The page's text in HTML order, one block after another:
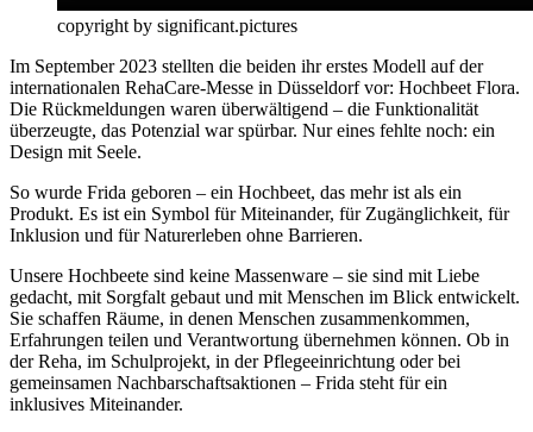
copyright by significant.pictures
Im September 2023 stellten die beiden ihr erstes Modell auf der
internationalen RehaCare-Messe in Düsseldorf vor: Hochbeet Flora.
Die Rückmeldungen waren überwältigend – die Funktionalität
überzeugte, das Potenzial war spürbar. Nur eines fehlte noch: ein
Design mit Seele.
So wurde Frida geboren – ein Hochbeet, das mehr ist als ein
Produkt. Es ist ein Symbol für Miteinander, für Zugänglichkeit, für
Inklusion und für Naturerleben ohne Barrieren.
Unsere Hochbeete sind keine Massenware – sie sind mit Liebe
gedacht, mit Sorgfalt gebaut und mit Menschen im Blick entwickelt.
Sie schaffen Räume, in denen Menschen zusammenkommen,
Erfahrungen teilen und Verantwortung übernehmen können. Ob in
der Reha, im Schulprojekt, in der Pflegeeinrichtung oder bei
gemeinsamen Nachbarschaftsaktionen – Frida steht für ein
inklusives Miteinander.